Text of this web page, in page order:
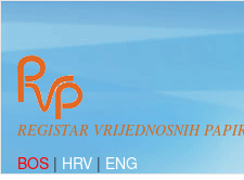
REGISTAR VRIJEDNOSNIH
BOS | HRV | ENG